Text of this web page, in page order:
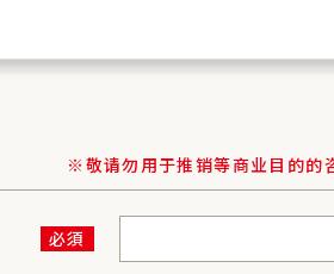
※敬请勿用于推销等商业目的的